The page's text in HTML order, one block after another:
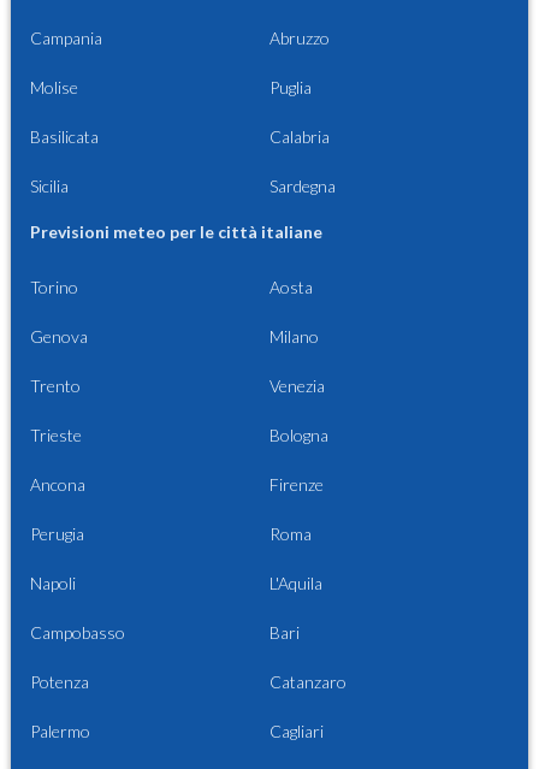
Campania Abruzzo
Molise Puglia
Basilicata Calabria
Sicilia Sardegna
Previsioni meteo per le città italiane
Torino Aosta
Genova Milano
Trento Venezia
Trieste Bologna
Ancona Firenze
Perugia Roma
Napoli L'Aquila
Campobasso Bari
Potenza Catanzaro
Palermo Cagliari